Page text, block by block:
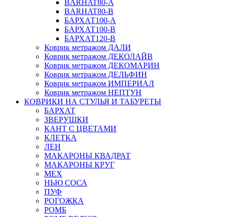
BARHAT80-A
BARHAT80-B
БАРХАТ100-A
БАРХАТ100-B
БАРХАТ120-B
Коврик метражом ДАЛИ
Коврик метражом ДЕКОЛАЙВ
Коврик метражом ДЕКОМАРИН
Коврик метражом ДЕЛЬФИН
Коврик метражом ИМПЕРИАЛ
Коврик метражом НЕПТУН
КОВРИКИ НА СТУЛЬЯ И ТАБУРЕТЫ
БАРХАТ
ЗВЕРУШКИ
КАНТ С ЦВЕТАМИ
КЛЕТКА
ЛЕН
МАКАРОНЫ КВАДРАТ
МАКАРОНЫ КРУГ
МЕХ
НЬЮ СОСА
ПУФ
РОГОЖКА
РОМБ